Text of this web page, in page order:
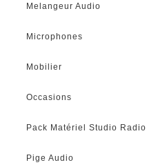
Melangeur Audio
Microphones
Mobilier
Occasions
Pack Matériel Studio Radio
Pige Audio